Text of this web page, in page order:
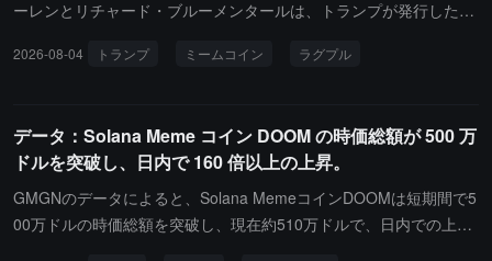
ーレンとリチャード・ブルーメンタールは、トランプが発行したミ
調査を要求しました。このプロジェクトが詐欺や不当な利益獲得に
トが「違法な詐欺を構成する可能性がある」と述べ、規制当局に対
してこのトークンが「違法な詐欺行為や不当な利益獲得を助長して
いるかどうか」を調査するよう求めました。報道によると、トラン
プは2025年の就任前数日間に個人のミームコインTRUMPを発表し
2026-08-04 トランプ ミームコイン ラグプル
データ：Solana Meme コイン DOOM の時価総額が 500 万
ドルを突破し、日内で 160 倍以上の上昇。
GMGNのデータによると、Solana MemeコインDOOMは短期間で5
00万ドルの時価総額を突破し、現在約510万ドルで、日内での上昇